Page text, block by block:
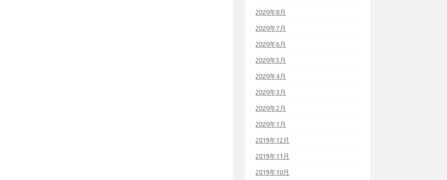
2020年8月
2020年7月
2020年6月
2020年5月
2020年4月
2020年3月
2020年2月
2020年1月
2019年12月
2019年11月
2019年10月